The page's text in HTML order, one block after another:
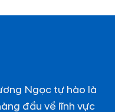
Ngọc tự hào là
đầu về lĩnh vực